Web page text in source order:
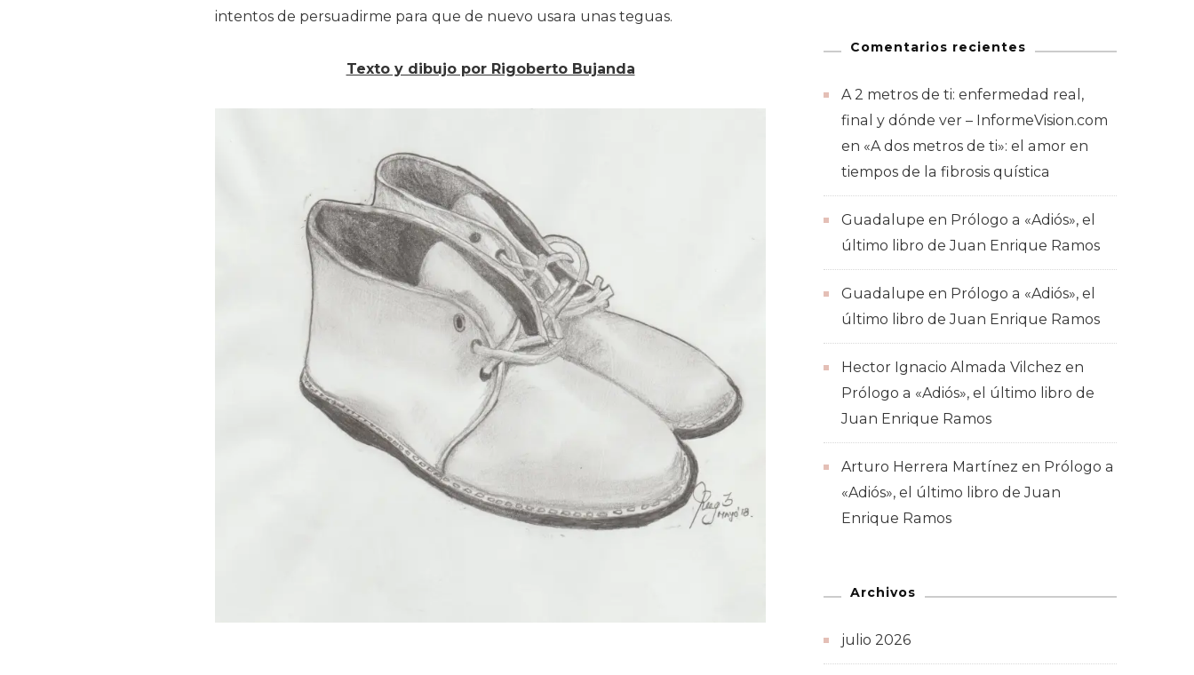
intentos de persuadirme para que de nuevo usara unas teguas.
Texto y dibujo por Rigoberto Bujanda
Comentarios recientes
A 2 metros de ti: enfermedad real,
final y dónde ver – InformeVision.com
en «A dos metros de ti»: el amor en
tiempos de la fibrosis quística
Guadalupe en Prólogo a «Adiós», el
último libro de Juan Enrique Ramos
Guadalupe en Prólogo a «Adiós», el
último libro de Juan Enrique Ramos
Hector Ignacio Almada Vilchez en
Prólogo a «Adiós», el último libro de
Juan Enrique Ramos
Arturo Herrera Martínez en Prólogo a
«Adiós», el último libro de Juan
Enrique Ramos
Archivos
julio 2026